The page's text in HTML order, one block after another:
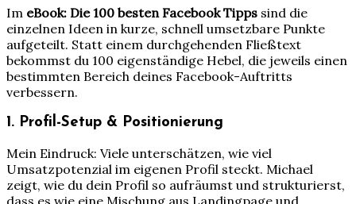
Im eBook: Die 100 besten Facebook Tipps sind die
einzelnen Ideen in kurze, schnell umsetzbare Punkte
aufgeteilt. Statt einem durchgehenden Fließtext
bekommst du 100 eigenständige Hebel, die jeweils einen
bestimmten Bereich deines Facebook-Auftritts
verbessern.
1. Profil-Setup & Positionierung
Mein Eindruck: Viele unterschätzen, wie viel
Umsatzpotenzial im eigenen Profil steckt. Michael
zeigt, wie du dein Profil so aufräumst und strukturierst,
dass es wie eine Mischung aus Landingpage und